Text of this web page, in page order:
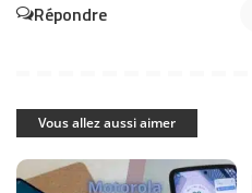
Répondre
Vous allez aussi aimer